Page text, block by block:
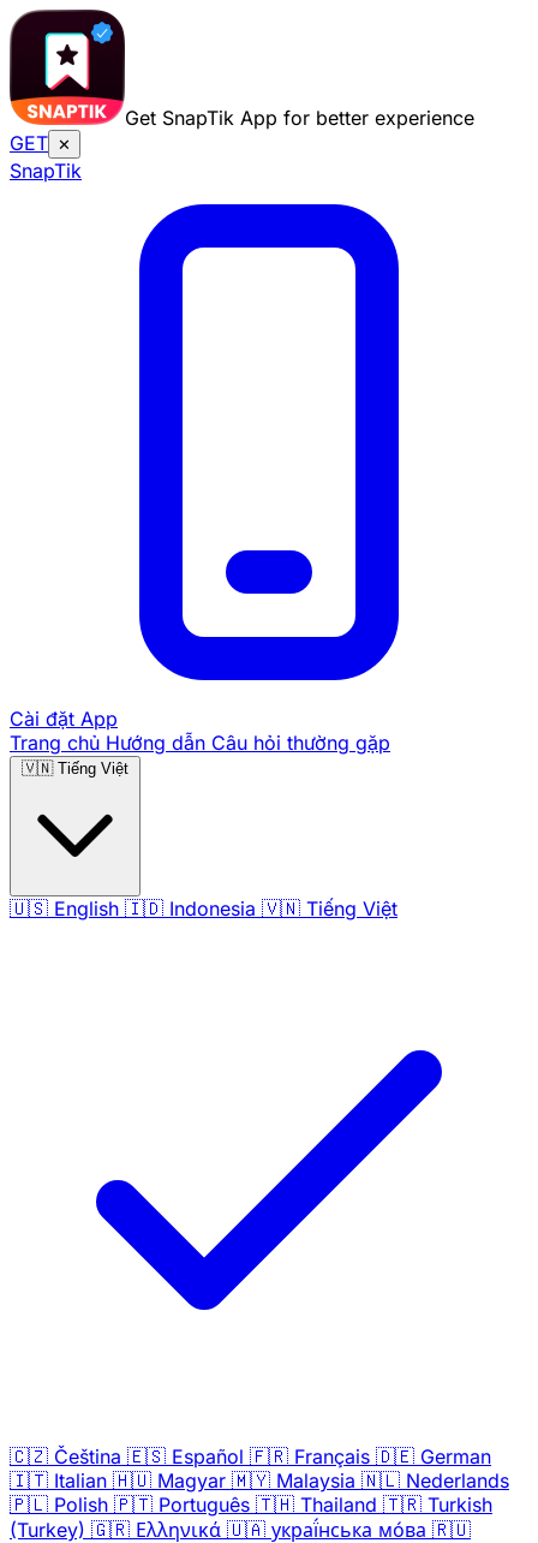
Get SnapTik App for better experience
GET ✕
SnapTik
Cài đặt App
Trang chủ Hướng dẫn Câu hỏi thường gặp
🇻🇳 Tiếng Việt
🇺🇸 English 🇮🇩 Indonesia 🇻🇳 Tiếng Việt
🇨🇿 Čeština 🇪🇸 Español 🇫🇷 Français 🇩🇪 German
🇮🇹 Italian 🇭🇺 Magyar 🇲🇾 Malaysia 🇳🇱 Nederlands
🇵🇱 Polish 🇵🇹 Português 🇹🇭 Thailand 🇹🇷 Turkish
(Turkey) 🇬🇷 Ελληνικά 🇺🇦 украї́нська мо́ва 🇷🇺